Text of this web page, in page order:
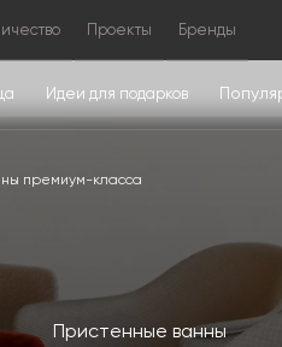
Проекты Бренды
Идеи для подарков
премиум-класса
Пристенные ванны